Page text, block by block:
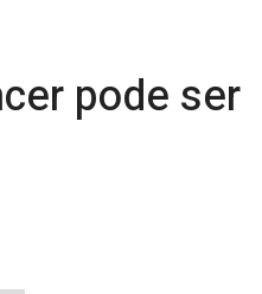
pode ser